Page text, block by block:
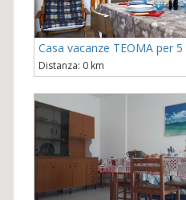
Casa vacanze TEOMA per
Distanza: 0 km